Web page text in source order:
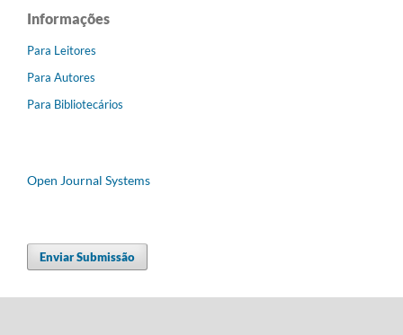
Informações
Para Leitores
Para Autores
Para Bibliotecários
Open Journal Systems
Enviar Submissão